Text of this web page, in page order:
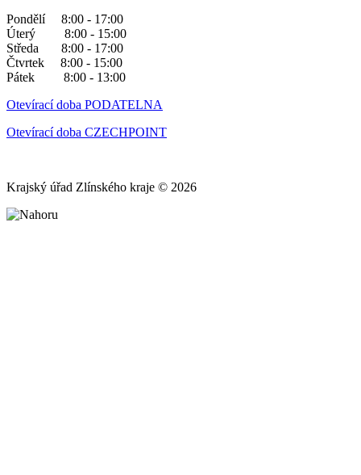
Pondělí 8:00 - 17:00
Úterý 8:00 - 15:00
Středa 8:00 - 17:00
Čtvrtek 8:00 - 15:00
Pátek 8:00 - 13:00
Otevírací doba PODATELNA
Otevírací doba CZECHPOINT
Krajský úřad Zlínského kraje © 2026